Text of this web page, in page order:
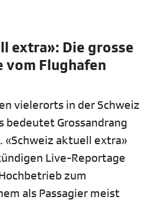
extra»: Die grosse
Flughafen
vielerorts in der Schweiz
bedeutet Grossandrang
«Schweiz aktuell extra»
Live-Reportage
zum
als Passagier meist